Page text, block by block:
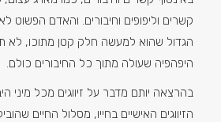
קשרים וליפופים וחיבורים. והאדם הפשוט
הגדול שהוא למעשה חלק קטן מתוכו, לא
היפהפיה שעולה מתוך כל החיבורים כולם.
בהרצאה יותם מדבר על זיווגים מכל מיני
הזיווגים האישיים בחייו, מסלול החיים